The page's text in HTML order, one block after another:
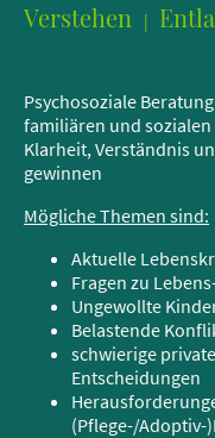
Verstehen |
Psychosoziale
familiären und
Klarheit, Verständnis
gewinnen
Mögliche Themen sind:
Aktuelle
Fragen zu
Ungewollte
Belastende
schwierige
Entscheidungen
(Pflege-/Adoptiv-